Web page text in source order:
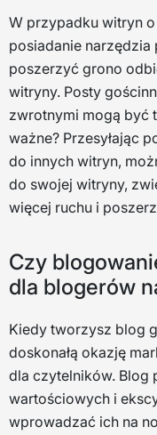
W przypadku witryn
posiadanie
poszerzyć grono
witryny. Posty
zwrotnymi mogą być
ważne? Przesyłając
do innych witryn,
do swojej witryny,
więcej ruchu i
Czy
dla blogerów
Kiedy tworzysz blog
doskonałą okazję
dla czytelników. Blog
wartościowych i
wprowadzać ich na